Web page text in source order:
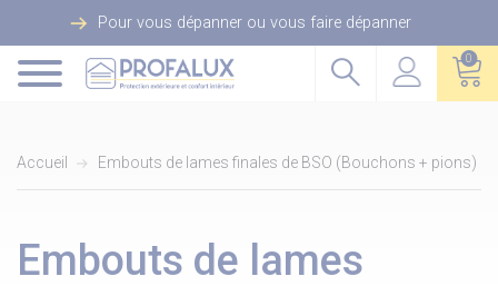
Pour vous dépanner ou vous faire dépanner
0
Accueil Embouts de lames finales de BSO (Bouchons + pions)
Embouts de lames